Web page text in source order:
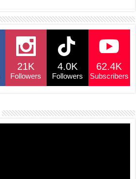
a
y
Li
n
k
e
21K
Followers
4.0K
Followers
62.4K
Subscribers